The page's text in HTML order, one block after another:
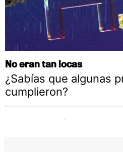
No eran tan locas
¿Sabías que algunas
cumplieron?